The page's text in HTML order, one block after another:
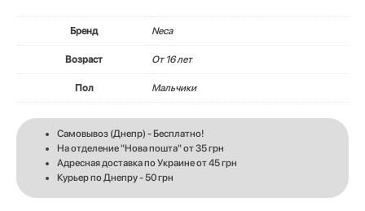
Бренд Neca
Возраст От 16 лет
Пол Мальчики
Самовывоз (Днепр) - Бесплатно!
На отделение "Нова пошта" от 35 грн
Адресная доставка по Украине от 45 грн
Курьер по Днепру - 50 грн